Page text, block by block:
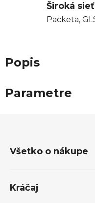
Široká
Packeta,
Popis
Parametre
Všetko o nákupe
Kráčaj